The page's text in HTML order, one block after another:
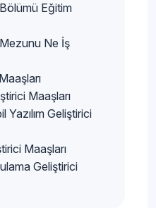
Eğitim
Ne İş
Maaşları
Yazılım Geliştirici
Maaşları
Geliştirici